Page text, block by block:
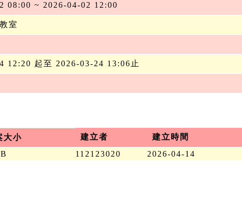
08:00 ~ 2026-04-02 12:00
室
12:20 起至 2026-03-24 13:06止
大小 建立者
建立時間
112123020 2026-04-14